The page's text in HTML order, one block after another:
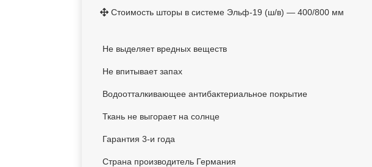
Стоимость шторы в системе Эльф-19 (ш/в) — 400/800 мм
Не выделяет вредных веществ
Не впитывает запах
Водоотталкивающее антибактериальное покрытие
Ткань не выгорает на солнце
Гарантия 3-и года
Страна производитель Германия